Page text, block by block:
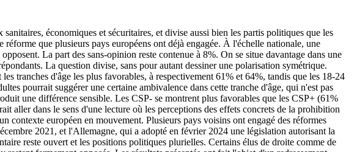
économiques et sécuritaires, et divise aussi bien les partis politiques que les
que plusieurs pays européens ont déjà engagée. À l'échelle nationale, une
La part des sans-opinion reste contenue à 8%. On se situe davantage dans une
La question divise, sans pour autant dessiner une polarisation symétrique.
tranches d'âge les plus favorables, à respectivement 61% et 64%, tandis que les 18-24
pourrait suggérer une certaine ambivalence dans cette tranche d'âge, qui n'est pas
une différence sensible. Les CSP- se montrent plus favorables que les CSP+ (61%
aller dans le sens d'une lecture où les perceptions des effets concrets de la prohibition
contexte européen en mouvement. Plusieurs pays voisins ont engagé des réformes
2021, et l'Allemagne, qui a adopté en février 2024 une législation autorisant la
reste ouvert et les positions politiques plurielles. Certains élus de droite comme de